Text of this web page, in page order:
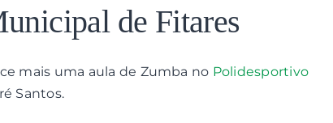
de Fitares
mais uma aula de Zumba no Polidesportivo
Santos.